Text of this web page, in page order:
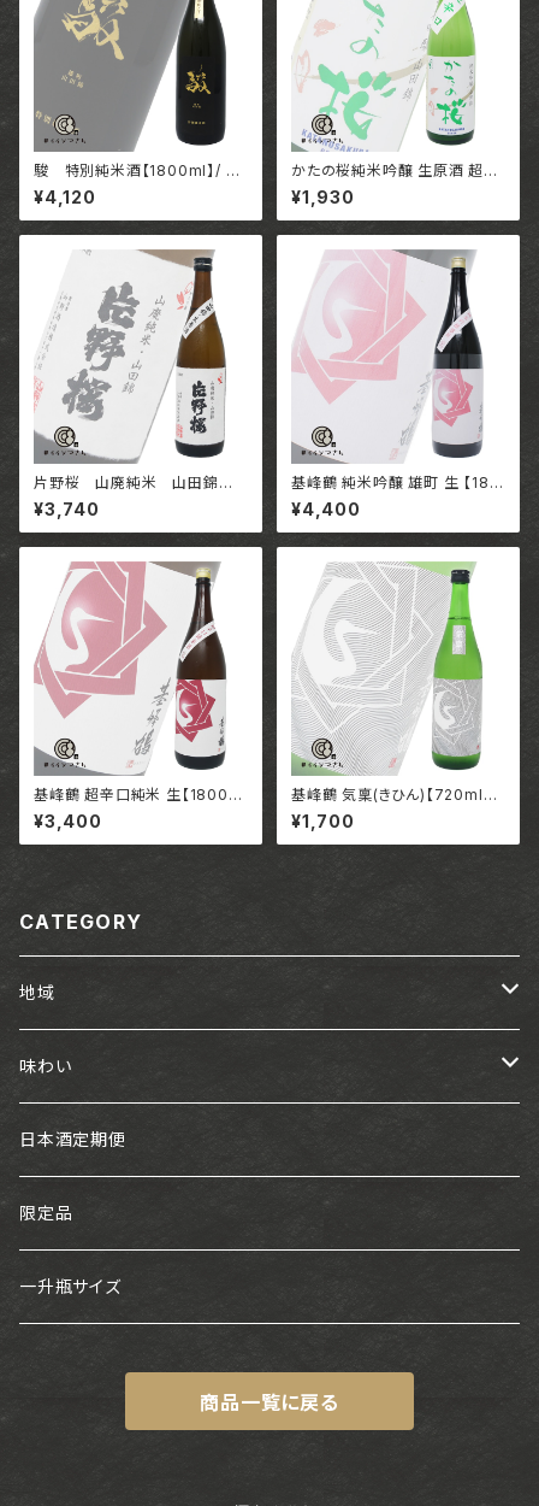
駿 特別純米酒【1800ml】/ 福
岡 株式会社いそのさわ
¥4,120
かたの桜純米吟醸 生原酒 超辛
口【720ml】/ 大阪 山野酒造
¥1,930
片野桜 山廃純米 山田錦
生原酒【1800ml】 /大阪 山野酒
造株式会社
¥3,740
基峰鶴 純米吟醸 雄町 生 【180
0ml】/ 佐賀 合資会社基山商店
¥4,400
基峰鶴 超辛口純米 生【1800m
l】/ 佐賀 合資会社基山商店
¥3,400
基峰鶴 気稟(きひん)【720ml】/
佐賀 合資会社基山商店
¥1,700
CATEGORY
地域
東海
白老
近畿
神開
浅茅生
中国・四国
金鵄盛典
九州
味わい
フルーティー
スッキリ
旨口
日本酒定期便
限定品
一升瓶サイズ
商品一覧に戻る